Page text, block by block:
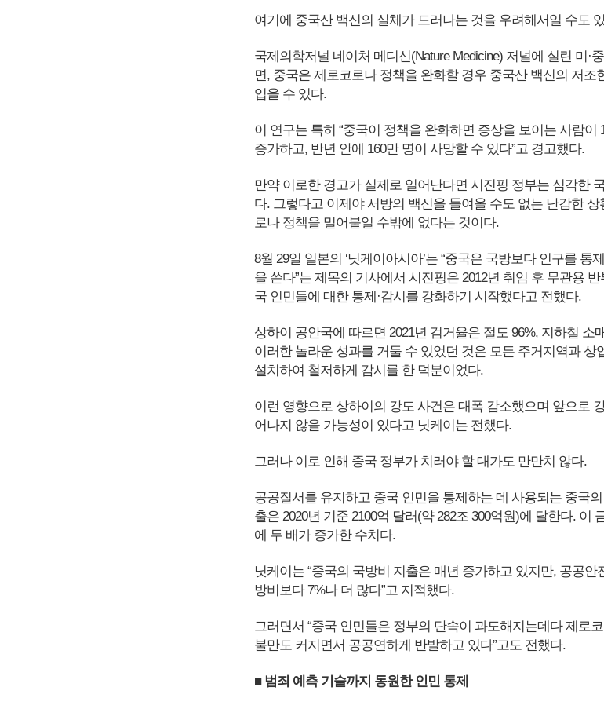
여기에 중국산 백신의 실체가 드러나는 것을 우려해서일 수도
국제의학저널 네이처 메디신(Nature Medicine) 저널에 실린 미·
면, 중국은 제로코로나 정책을 완화할 경우 중국산 백신의 저조
입을 수 있다.
이 연구는 특히 “중국이 정책을 완화하면 증상을 보이는 사람이
증가하고, 반년 안에 160만 명이 사망할 수 있다”고 경고했다.
만약 이로한 경고가 실제로 일어난다면 시진핑 정부는 심각한
다. 그렇다고 이제야 서방의 백신을 들여올 수도 없는 난감한
로나 정책을 밀어붙일 수밖에 없다는 것이다.
8월 29일 일본의 ‘닛케이아시아’는 “중국은 국방보다 인구를 통
을 쓴다”는 제목의 기사에서 시진핑은 2012년 취임 후 무관용
국 인민들에 대한 통제·감시를 강화하기 시작했다고 전했다.
상하이 공안국에 따르면 2021년 검거율은 절도 96%, 지하철 소
이러한 놀라운 성과를 거둘 수 있었던 것은 모든 주거지역과 상
설치하여 철저하게 감시를 한 덕분이었다.
이런 영향으로 상하이의 강도 사건은 대폭 감소했으며 앞으로
어나지 않을 가능성이 있다고 닛케이는 전했다.
그러나 이로 인해 중국 정부가 치러야 할 대가도 만만치 않다.
공공질서를 유지하고 중국 인민을 통제하는 데 사용되는 중국
출은 2020년 기준 2100억 달러(약 282조 300억원)에 달한다. 이
에 두 배가 증가한 수치다.
닛케이는 “중국의 국방비 지출은 매년 증가하고 있지만, 공공안
방비보다 7%나 더 많다”고 지적했다.
그러면서 “중국 인민들은 정부의 단속이 과도해지는데다 제로
불만도 커지면서 공공연하게 반발하고 있다”고도 전했다.
■ 범죄 예측 기술까지 동원한 인민 통제